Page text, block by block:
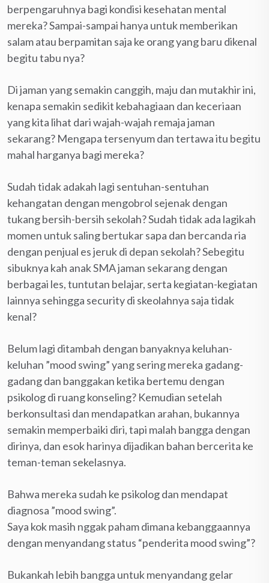
berpengaruhnya bagi kondisi kesehatan mental
mereka? Sampai-sampai hanya untuk memberikan
salam atau berpamitan saja ke orang yang baru dikenal
begitu tabu nya?
Di jaman yang semakin canggih, maju dan mutakhir ini,
kenapa semakin sedikit kebahagiaan dan keceriaan
yang kita lihat dari wajah-wajah remaja jaman
sekarang? Mengapa tersenyum dan tertawa itu begitu
mahal harganya bagi mereka?
Sudah tidak adakah lagi sentuhan-sentuhan
kehangatan dengan mengobrol sejenak dengan
tukang bersih-bersih sekolah? Sudah tidak ada lagikah
momen untuk saling bertukar sapa dan bercanda ria
dengan penjual es jeruk di depan sekolah? Sebegitu
sibuknya kah anak SMA jaman sekarang dengan
berbagai les, tuntutan belajar, serta kegiatan-kegiatan
lainnya sehingga security di skeolahnya saja tidak
kenal?
Belum lagi ditambah dengan banyaknya keluhan-
keluhan ”mood swing” yang sering mereka gadang-
gadang dan banggakan ketika bertemu dengan
psikolog di ruang konseling? Kemudian setelah
berkonsultasi dan mendapatkan arahan, bukannya
semakin memperbaiki diri, tapi malah bangga dengan
dirinya, dan esok harinya dijadikan bahan bercerita ke
teman-teman sekelasnya.
Bahwa mereka sudah ke psikolog dan mendapat
diagnosa ”mood swing”.
Saya kok masih nggak paham dimana kebanggaannya
dengan menyandang status “penderita mood swing”?
Bukankah lebih bangga untuk menyandang gelar